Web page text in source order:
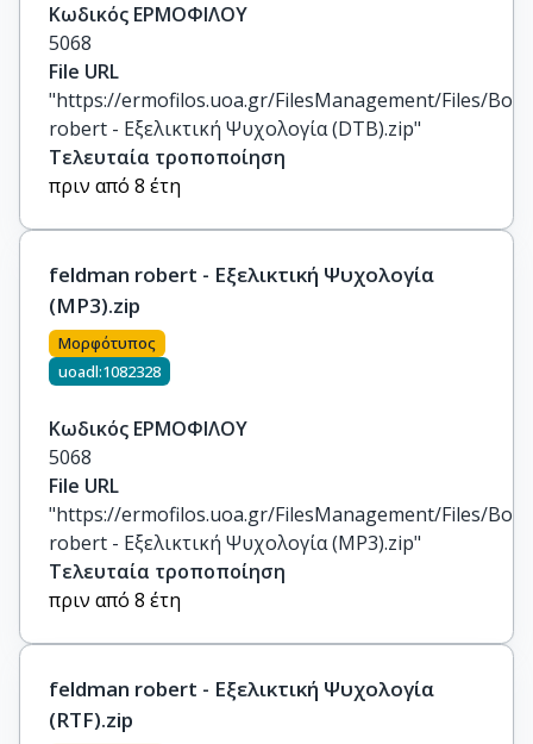
Κωδικός ΕΡΜΟΦΙΛΟΥ
5068
File URL
"https://ermofilos.uoa.gr/FilesManagement/Files/
robert - Εξελικτική Ψυχολογία (DTB).zip"
Τελευταία τροποποίηση
πριν από 8 έτη
feldman robert - Εξελικτική Ψυχολογία
(MP3).zip
Μορφότυπος
uoadl:1082328
Κωδικός ΕΡΜΟΦΙΛΟΥ
5068
File URL
"https://ermofilos.uoa.gr/FilesManagement/Files/
robert - Εξελικτική Ψυχολογία (MP3).zip"
Τελευταία τροποποίηση
πριν από 8 έτη
feldman robert - Εξελικτική Ψυχολογία
(RTF).zip